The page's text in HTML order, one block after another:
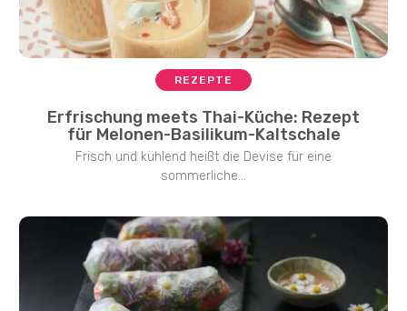
REZEPTE
Erfrischung meets Thai-Küche: Rezept
für Melonen-Basilikum-Kaltschale
Frisch und kühlend heißt die Devise für eine
sommerliche...